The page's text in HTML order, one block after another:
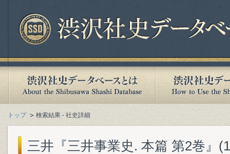
トップ 検索結果 - 社史詳細
三井『三井事業史. 本篇 第2巻』